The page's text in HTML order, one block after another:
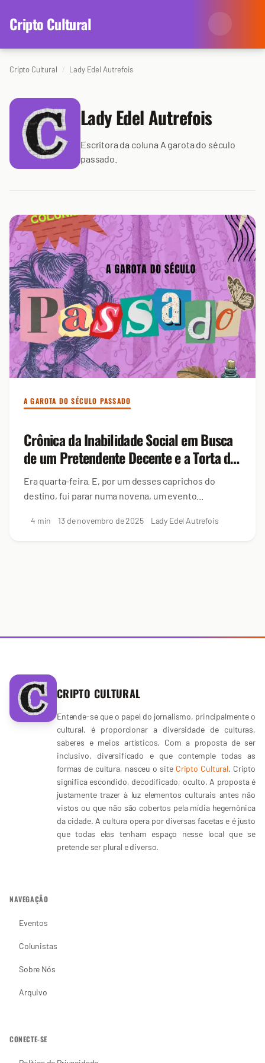
content
Cripto Cultural
Categorias
Agenda
Arte
Cinema
Música
Eventos
Colunistas
Redes Antissociais
Arquivo
Cripto Cultural Lady Edel Autrefois
Lady Edel Autrefois
Escritora da coluna A garota do século
passado.
A GAROTA DO SÉCULO PASSADO
Crônica da Inabilidade Social em Busca
de um Pretendente Decente e a Torta de
Goiabada Pós-Oração
Era quarta-feira. E, por um desses caprichos do
destino, fui parar numa novena, um evento...
4 min 13 de novembro de 2025 Lady Edel Autrefois
CRIPTO CULTURAL
Entende-se que o papel do jornalismo, principalmente o
cultural, é proporcionar a diversidade de culturas,
saberes e meios artísticos. Com a proposta de ser
inclusivo, diversificado e que contemple todas as
formas de cultura, nasceu o site Cripto Cultural. Cripto
significa escondido, decodificado, oculto. A proposta é
justamente trazer à luz elementos culturais antes não
vistos ou que não são cobertos pela mídia hegemônica
da cidade. A cultura opera por diversas facetas e é justo
que todas elas tenham espaço nesse local que se
pretende ser plural e diverso.
NAVEGAÇÃO
Eventos
Colunistas
Sobre Nós
Arquivo
CONECTE-SE